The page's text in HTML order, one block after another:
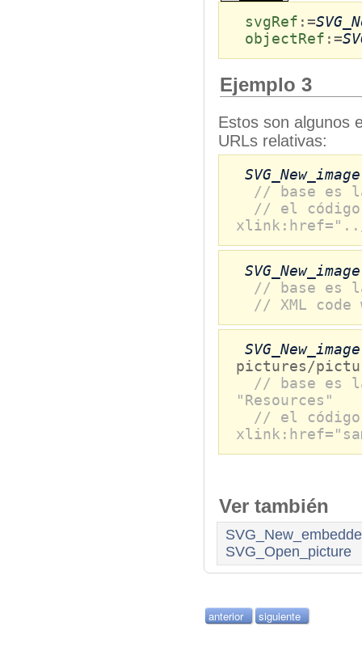
svgRef :=
objectRef :=
Ejemplo 3
Estos son algunos
URLs relativas:
SVG_New_image
// base es
// el código
xlink:href="../
SVG_New_image
// base es
// XML
SVG_New_image
pictures/
// base es
"Resources"
// el código
Ver también
SVG_Open_picture
anterior siguiente